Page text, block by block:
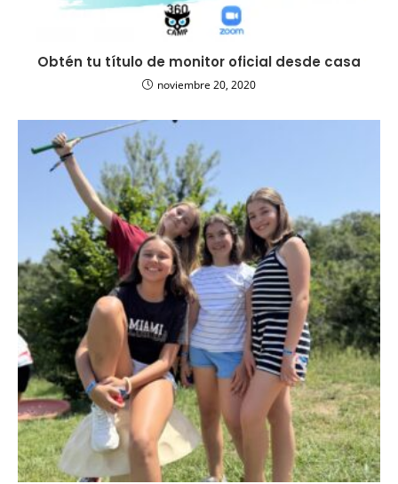
Obtén tu título de monitor oficial desde casa
noviembre 20, 2020